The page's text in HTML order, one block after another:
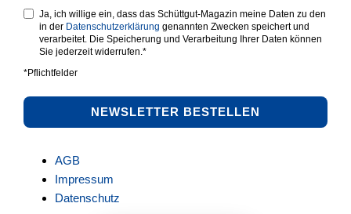
Ja, ich willige ein, dass das Schüttgut-Magazin meine Daten zu den
in der Datenschutzerklärung genannten Zwecken speichert und
verarbeitet. Die Speicherung und Verarbeitung Ihrer Daten können
Sie jederzeit widerrufen.*
*Pflichtfelder
NEWSLETTER BESTELLEN
AGB
Impressum
Datenschutz